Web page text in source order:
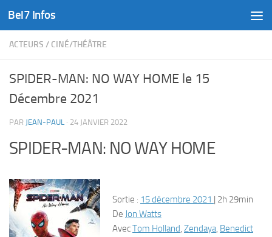
Skip to content
Bel7 Infos
ACTEURS / CINÉ/THÉÂTRE
SPIDER-MAN: NO WAY HOME le 15
Décembre 2021
PAR JEAN-PAUL · 24 JANVIER 2022
SPIDER-MAN: NO WAY HOME
Sortie : 15 décembre 2021 | 2h 29min
De Jon Watts
AvecTom Holland, Zendaya, Benedict